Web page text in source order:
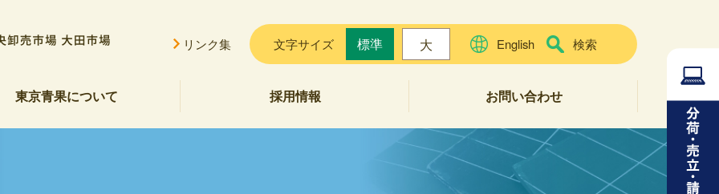
リンク集 文字サイズ 標準 大 English 検索
東京青果について
内
勢力に対する基本方針
採用情報
お問い合わせ
よくある質問
お問い合わせフォーム